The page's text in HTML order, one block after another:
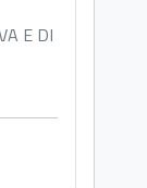
E DI